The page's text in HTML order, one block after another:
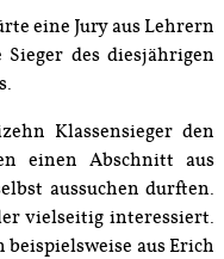
eine Jury aus Lehrern
des diesjährigen
Klassensieger den
einen Abschnitt aus
aussuchen durften.
vielseitig interessiert.
aus Erich